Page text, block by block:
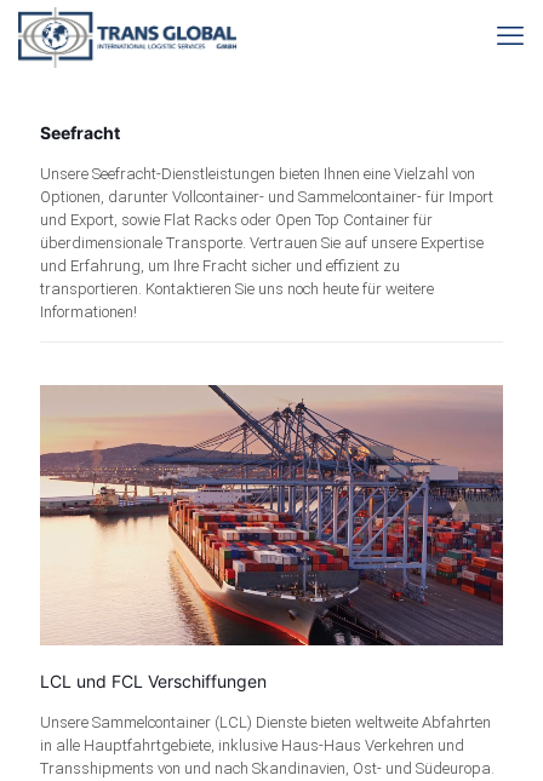
Seefracht
Unsere Seefracht-Dienstleistungen bieten Ihnen eine Vielzahl von
Optionen, darunter Vollcontainer- und Sammelcontainer- für Import
und Export, sowie Flat Racks oder Open Top Container für
überdimensionale Transporte. Vertrauen Sie auf unsere Expertise
und Erfahrung, um Ihre Fracht sicher und effizient zu
transportieren. Kontaktieren Sie uns noch heute für weitere
Informationen!
LCL und FCL Verschiffungen
Unsere Sammelcontainer (LCL) Dienste bieten weltweite Abfahrten
in alle Hauptfahrtgebiete, inklusive Haus-Haus Verkehren und
Transshipments von und nach Skandinavien, Ost- und Südeuropa.